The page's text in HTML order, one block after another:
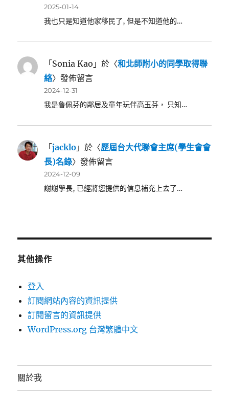
2025-01-14
我也只是知道他家移民了, 但是不知道他的…
「Sonia Kao 」於〈和北師附小的同學取得聯
絡〉發佈留言
2024-12-31
我是魯佩芬的鄰居及童年玩伴高玉芬， 只知…
「jacklo 」於〈歷屆台大代聯會主席(學生會會
長)名錄〉發佈留言
2024-12-09
謝謝學長, 已經將您提供的信息補充上去了…
其他操作
登入
訂閱網站內容的資訊提供
訂閱留言的資訊提供
WordPress.org 台灣繁體中文
關於我